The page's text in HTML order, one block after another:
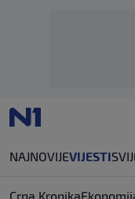
NAJNOVIJEVIJESTI
Crna Kronika